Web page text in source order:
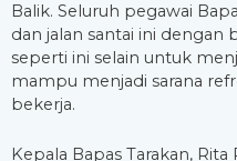
Balik. Seluruh pegawai
dan jalan santai ini dengan
seperti ini selain untuk
mampu menjadi sarana
bekerja.
Kepala Bapas Tarakan,